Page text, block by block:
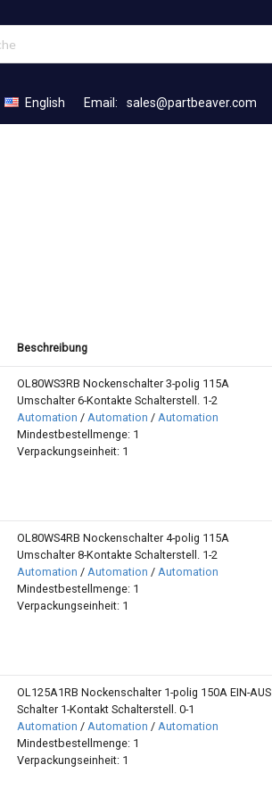
English Email: sales@partbeaver.com
Beschreibung
OL80WS3RB Nockenschalter 3-polig 115A
Umschalter 6-Kontakte Schalterstell. 1-2
Automation / Automation / Automation
Mindestbestellmenge: 1
Verpackungseinheit: 1
OL80WS4RB Nockenschalter 4-polig 115A
Umschalter 8-Kontakte Schalterstell. 1-2
Automation / Automation / Automation
Mindestbestellmenge: 1
Verpackungseinheit: 1
OL125A1RB Nockenschalter 1-polig 150A EIN-AUS
Schalter 1-Kontakt Schalterstell. 0-1
Automation / Automation / Automation
Mindestbestellmenge: 1
Verpackungseinheit: 1